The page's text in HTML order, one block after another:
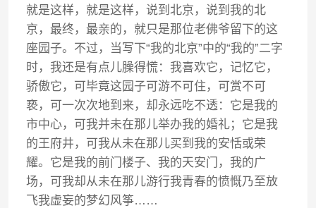
就是这样，就是这样，说到北京，说到我的北
京，最终，最亲的，就只是那位老佛爷留下的这
座园子。不过，当写下“我的北京”中的“我的”二字
时，我还是有点儿臊得慌：我喜欢它，记忆它，
骄傲它，可毕竟这园子可游不可住，可赏不可
亵，可一次次地到来，却永远吃不透：它是我的
市中心，可我并未在那儿举办我的婚礼；它是我
的王府井，可我从未在那儿买到我的安恬或荣
耀。它是我的前门楼子、我的天安门，我的广
场，可我却从未在那儿游行我青春的愤慨乃至放
飞我虚妄的梦幻风筝……